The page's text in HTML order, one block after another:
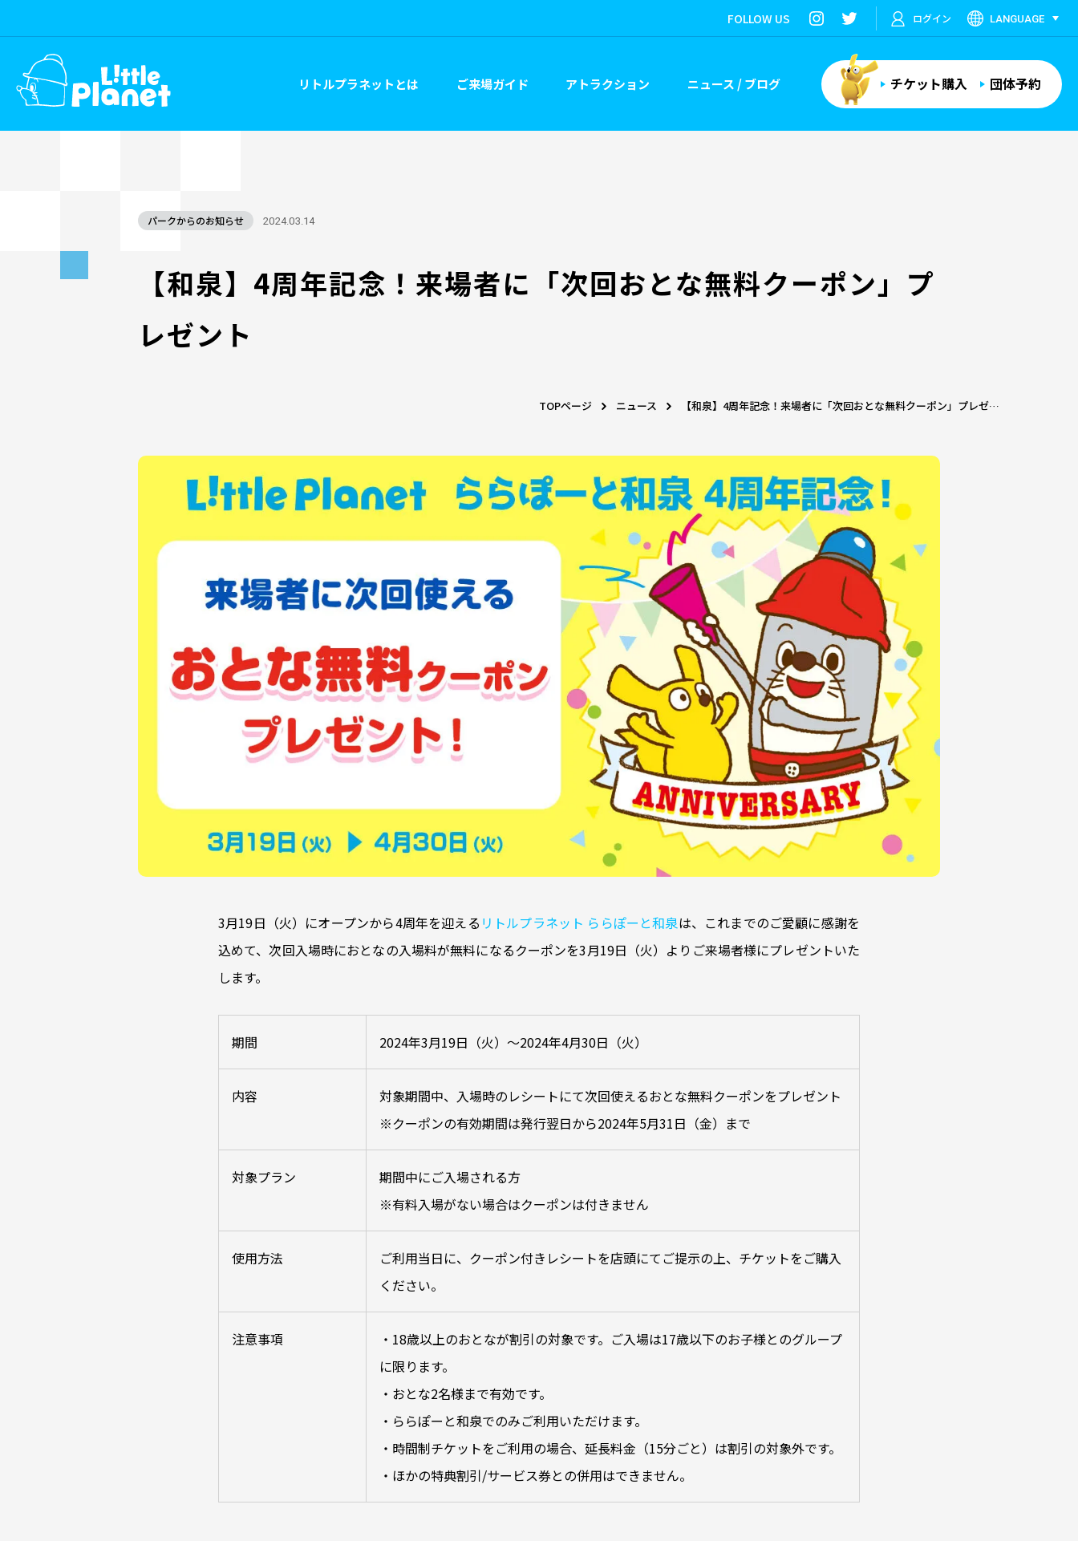
FOLLOW US ログイン LANGUAGE
リトルプラネットとは ご来場ガイド アトラクション ニュース / ブログ チケット購入 団体予約
パークからのお知らせ 2024.03.14
【和泉】4周年記念！来場者に「次回おとな無料クーポン」プ
レゼント
TOPページ ニュース 【和泉】4周年記念！来場者に「次回おとな無料クーポン」プレゼント
3月19日（火）にオープンから4周年を迎える リトルプラネット ららぽーと和泉は、これまでのご愛顧に感謝を
込めて、次回入場時におとなの入場料が無料になるクーポンを3月19日（火）よりご来場者様にプレゼントいた
します。
期間 2024年3月19日（火）～2024年4月30日（火）
内容 対象期間中、入場時のレシートにて次回使えるおとな無料クーポンをプレゼント
※クーポンの有効期間は発行翌日から2024年5月31日（金）まで
対象プラン
期間中にご入場される方
※有料入場がない場合はクーポンは付きません
使用方法
ご利用当日に、クーポン付きレシートを店頭にてご提示の上、チケットをご購入
ください。
注意事項
・18歳以上のおとなが割引の対象です。ご入場は17歳以下のお子様とのグループ
に限ります。
・おとな2名様まで有効です。
・ららぽーと和泉でのみご利用いただけます。
・時間制チケットをご利用の場合、延長料金（15分ごと）は割引の対象外です。
・ほかの特典割引/サービス券との併用はできません。